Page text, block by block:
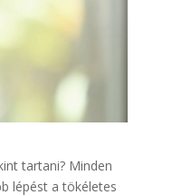
tartani? Minden
lépést a tökéletes